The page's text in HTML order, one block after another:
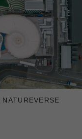
NATUREVERSE